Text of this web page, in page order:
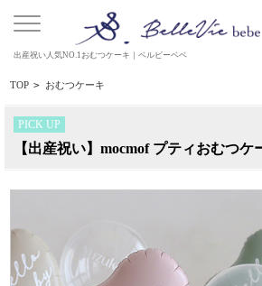
出産祝い人気NO.1おむつケーキ｜ベルビーベベ
TOP > おむつケーキ
PICK UP
【出産祝い】mocmof プティおむつケ